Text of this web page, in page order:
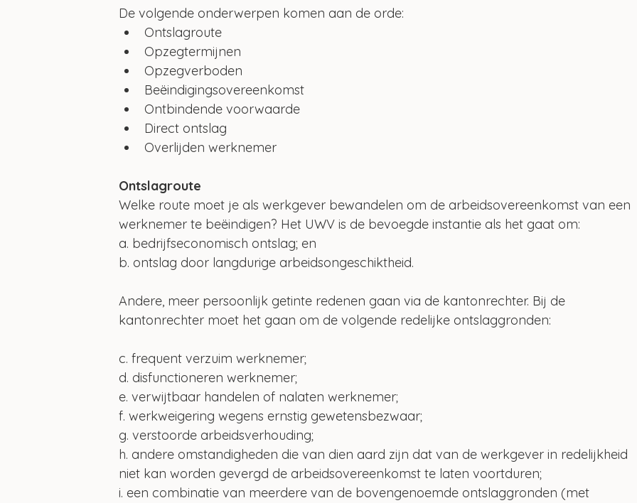
De volgende onderwerpen komen aan de orde:
Ontslagroute
Opzegtermijnen
Opzegverboden
Beëindigingsovereenkomst
Ontbindende voorwaarde
Direct ontslag
Overlijden werknemer
Ontslagroute
Welke route moet je als werkgever bewandelen om de arbeidsovereenkomst van een
werknemer te beëindigen? Het UWV is de bevoegde instantie als het gaat om:
a. bedrijfseconomisch ontslag; en
b. ontslag door langdurige arbeidsongeschiktheid.
Andere, meer persoonlijk getinte redenen gaan via de kantonrechter. Bij de
kantonrechter moet het gaan om de volgende redelijke ontslaggronden:
c. frequent verzuim werknemer;
d. disfunctioneren werknemer;
e. verwijtbaar handelen of nalaten werknemer;
f. werkweigering wegens ernstig gewetensbezwaar;
g. verstoorde arbeidsverhouding;
h. andere omstandigheden die van dien aard zijn dat van de werkgever in redelijkheid
niet kan worden gevergd de arbeidsovereenkomst te laten voortduren;
i. een combinatie van meerdere van de bovengenoemde ontslaggronden (met